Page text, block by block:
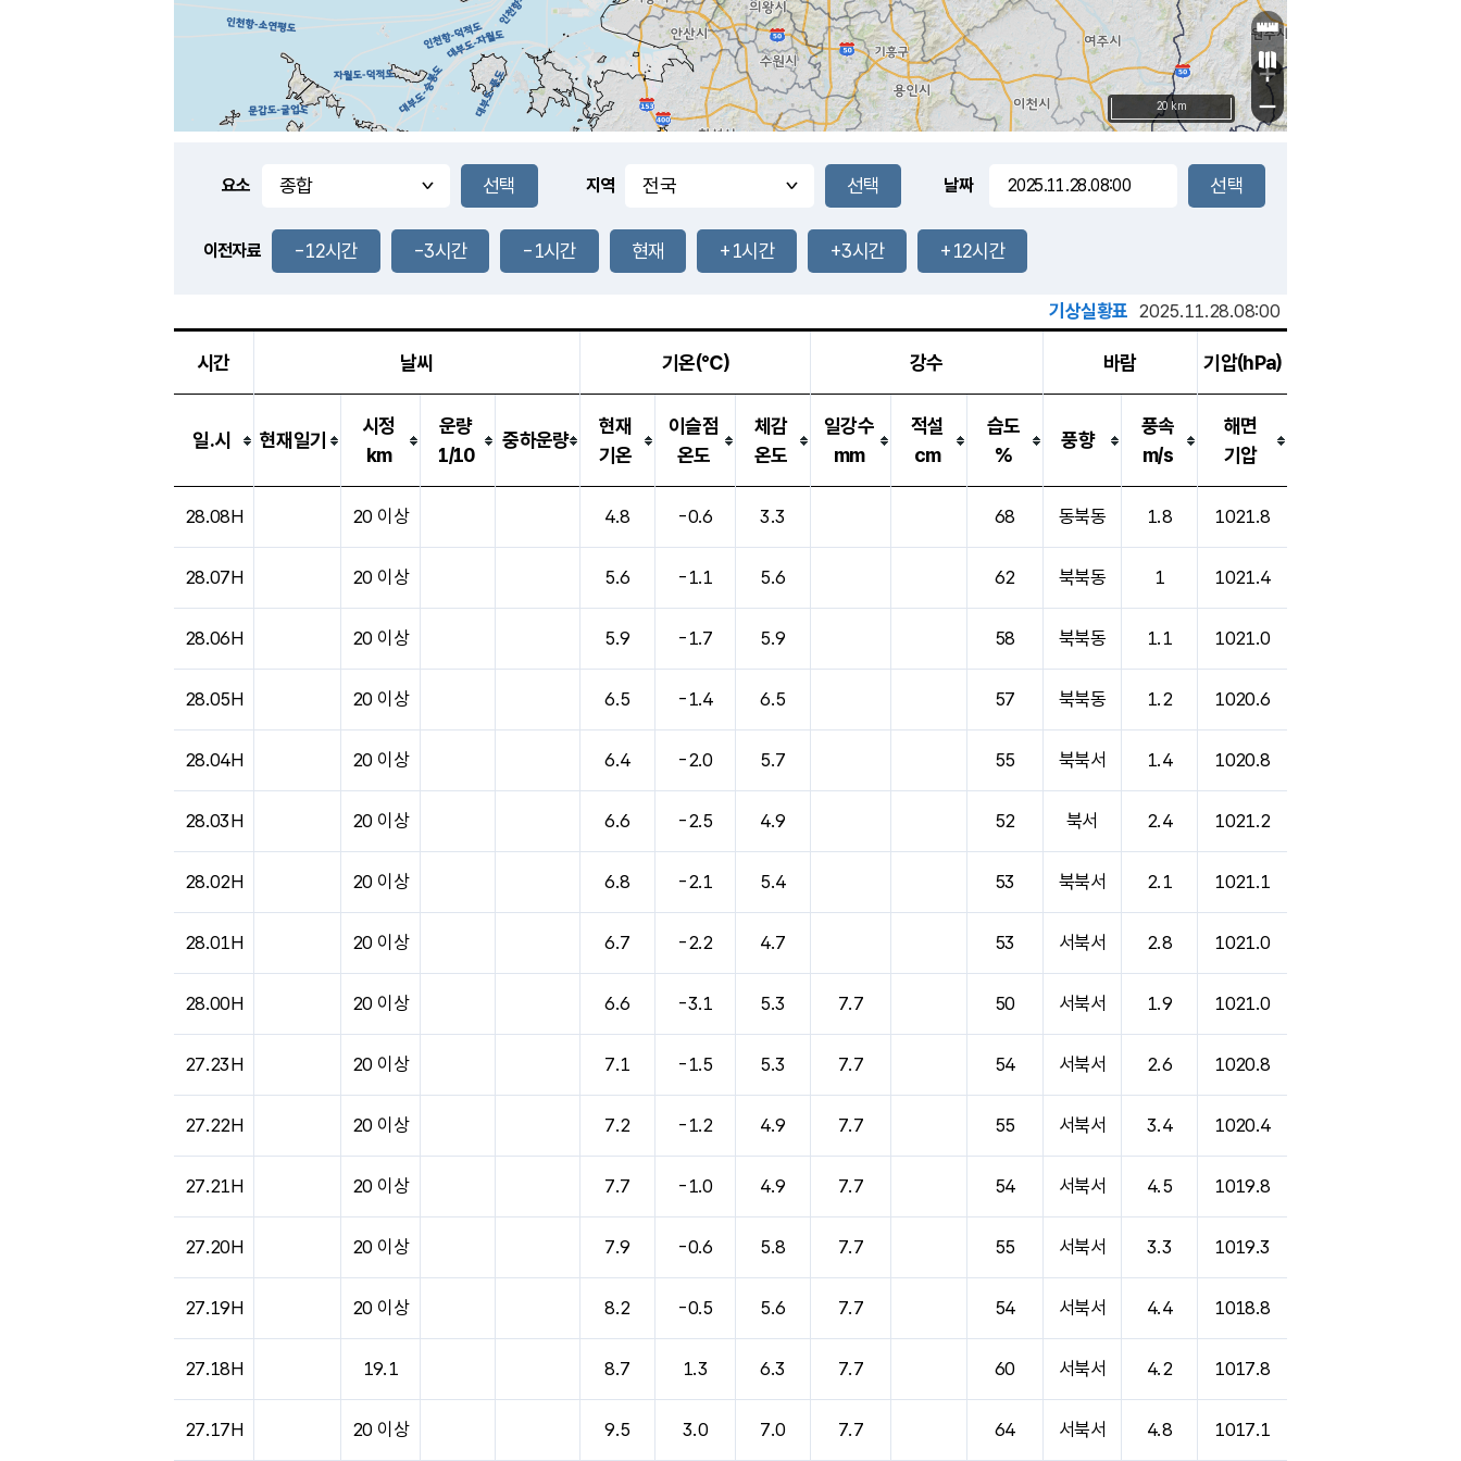
+
−
20 km
요소 지역 날짜
이전자료 -12시간 -3시간 -1시간 현재 +1시간 +3시간 +12시간
기상실황표 2025.11.28.08:00
시간 날씨 기온(℃) 강수 바람 기압(hPa)
일.시 현재일기
시정
km
운량
1/10
중하운량
현재
기온
이슬점
온도
체감
온도
일강수
mm
적설
cm
습도
%
풍향
풍속
m/s
해면
기압
28.08H 20 이상 4.8 -0.6 3.3 68 동북동 1.8 1021.8
28.07H 20 이상 5.6 -1.1 5.6 62 북북동 1 1021.4
28.06H 20 이상 5.9 -1.7 5.9 58 북북동 1.1 1021.0
28.05H 20 이상 6.5 -1.4 6.5 57 북북동 1.2 1020.6
28.04H 20 이상 6.4 -2.0 5.7 55 북북서 1.4 1020.8
28.03H 20 이상 6.6 -2.5 4.9 52 북서 2.4 1021.2
28.02H 20 이상 6.8 -2.1 5.4 53 북북서 2.1 1021.1
28.01H 20 이상 6.7 -2.2 4.7 53 서북서 2.8 1021.0
28.00H 20 이상 6.6 -3.1 5.3 7.7 50 서북서 1.9 1021.0
27.23H 20 이상 7.1 -1.5 5.3 7.7 54 서북서 2.6 1020.8
27.22H 20 이상 7.2 -1.2 4.9 7.7 55 서북서 3.4 1020.4
27.21H 20 이상 7.7 -1.0 4.9 7.7 54 서북서 4.5 1019.8
27.20H 20 이상 7.9 -0.6 5.8 7.7 55 서북서 3.3 1019.3
27.19H 20 이상 8.2 -0.5 5.6 7.7 54 서북서 4.4 1018.8
27.18H 19.1 8.7 1.3 6.3 7.7 60 서북서 4.2 1017.8
27.17H 20 이상 9.5 3.0 7.0 7.7 64 서북서 4.8 1017.1